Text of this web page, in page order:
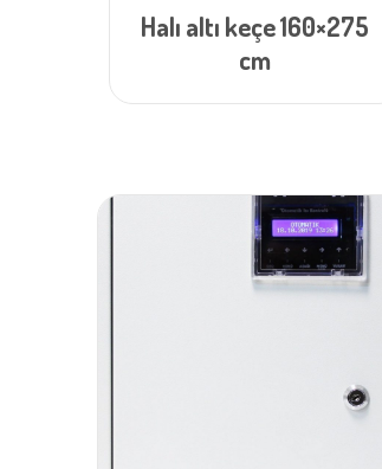
Halı altı keçe 160×275
cm